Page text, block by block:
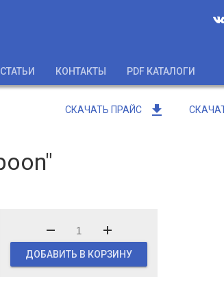
СТАТЬИ КОНТАКТЫ PDF КАТАЛОГИ
СКАЧАТЬ ПРАЙС get_app
ДОБАВИТЬ В КОРЗИНУ